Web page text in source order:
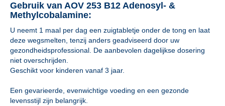
Gebruik van AOV 253 B12 Adenosyl- &
Methylcobalamine:
U neemt 1 maal per dag een zuigtabletje onder de tong en laat
deze wegsmelten, tenzij anders geadviseerd door uw
gezondheidsprofessional. De aanbevolen dagelijkse dosering
niet overschrijden.
Geschikt voor kinderen vanaf 3 jaar.
Een gevarieerde, evenwichtige voeding en een gezonde
levensstijl zijn belangrijk.